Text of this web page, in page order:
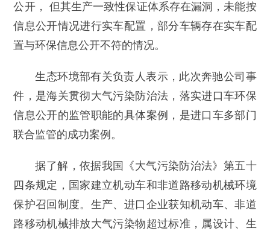
公开， 但其生产一致性保证体系存在漏洞，未能按
信息公开情况进行实车配置，部分车辆存在实车配
置与环保信息公开不符的情况。
生态环境部有关负责人表示，此次奔驰公司事
件，是海关贯彻大气污染防治法，落实进口车环保
信息公开的监管职能的具体案例，是进口车多部门
联合监管的成功案例。
据了解，依据我国《大气污染防治法》第五十
四条规定，国家建立机动车和非道路移动机械环境
保护召回制度。生产、进口企业获知机动车、非道
路移动机械排放大气污染物超过标准，属设计、生